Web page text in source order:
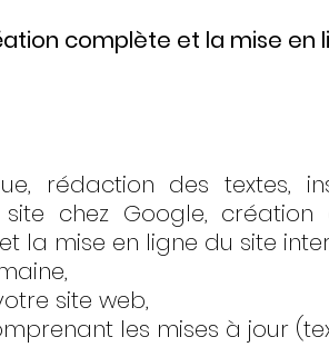
complète et la mise en
rédaction des textes,
chez Google,
la mise en ligne du site
site web,
les mises à jour